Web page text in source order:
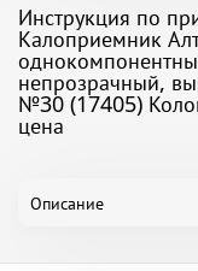
Инструкция по
Калоприемник
непрозрачный,
№30 (17405)
цена
Описание